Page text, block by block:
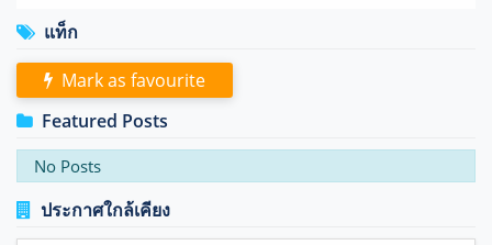
แท็ก
Mark as favourite
Featured Posts
No Posts
ประกาศใกล้เคียง